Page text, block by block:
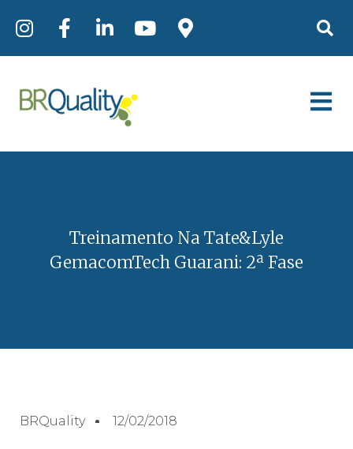
Treinamento Na Tate&Lyle
GemacomTech Guarani: 2ª Fase
BRQuality 12/02/2018